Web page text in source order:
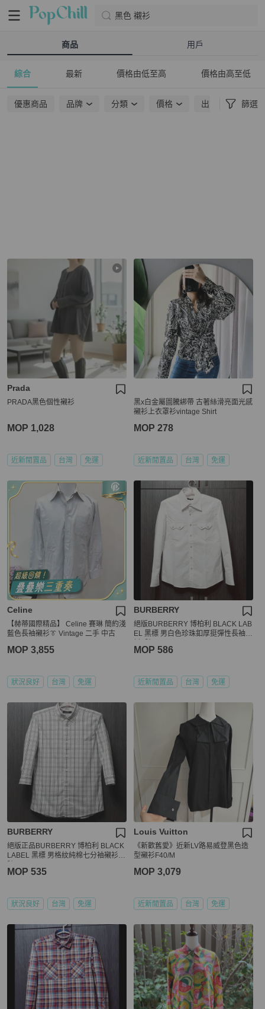
黑色 襯衫
商品 用戶
綜合 最新 價格由低至高 價格由高至低
優惠商品 品牌 分類 價格 出貨地點 篩選
Prada
PRADA黑色個性襯衫
MOP 1,028
近新閒置品 台灣 免運
黑x白金屬圖騰綁帶 古著絲滑亮面光感
襯衫上衣罩衫vintage Shirt
MOP 278
近新閒置品 台灣 免運
Celine
【赫蒂國際精品】 Celine 賽琳 簡約淺
藍色長袖襯衫👔 Vintage 二手 中古
MOP 3,855
狀況良好 台灣 免運
BURBERRY
絕版BURBERRY 博柏利 BLACK LAB
EL 黑標 男白色珍珠釦厚挺彈性長袖襯
MOP 586
近新閒置品 台灣 免運
BURBERRY
絕版正品BURBERRY 博柏利 BLACK
LABEL 黑標 男格紋純棉七分袖襯衫2
MOP 535
狀況良好 台灣 免運
Louis Vuitton
《新歡舊愛》近新LV路易威登黑色造
型襯衫F40/M
MOP 3,079
近新閒置品 台灣 免運